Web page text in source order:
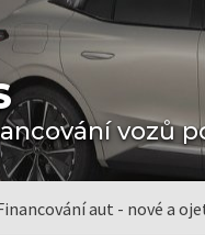
vozů
aut - nové a